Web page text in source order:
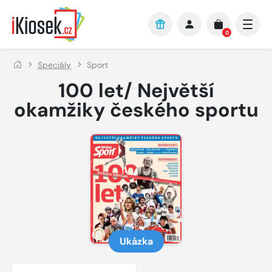
Přejít na hlavní obsah
0
Speciály Sport
100 let/ Největší
okamžiky českého sportu
Ukázka